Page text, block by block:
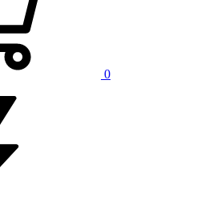
0